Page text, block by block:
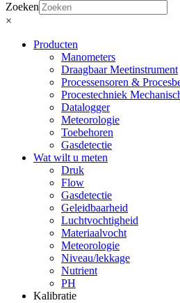
Zoeken
×
Producten
Manometers
Draagbaar Meetinstrument
Processensoren &
Procestechniek
Datalogger
Meteorologie
Toebehoren
Gasdetectie
Wat wilt u meten
Druk
Flow
Gasdetectie
Geleidbaarheid
Luchtvochtigheid
Materiaalvocht
Meteorologie
Niveau/lekkage
Nutrient
PH
Kalibratie